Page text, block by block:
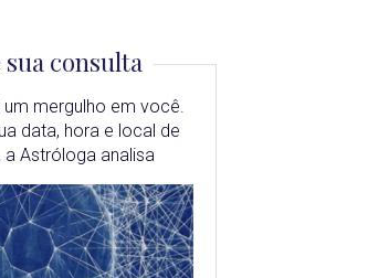
sua consulta
um mergulho em você.
data, hora e local de
a Astróloga analisa